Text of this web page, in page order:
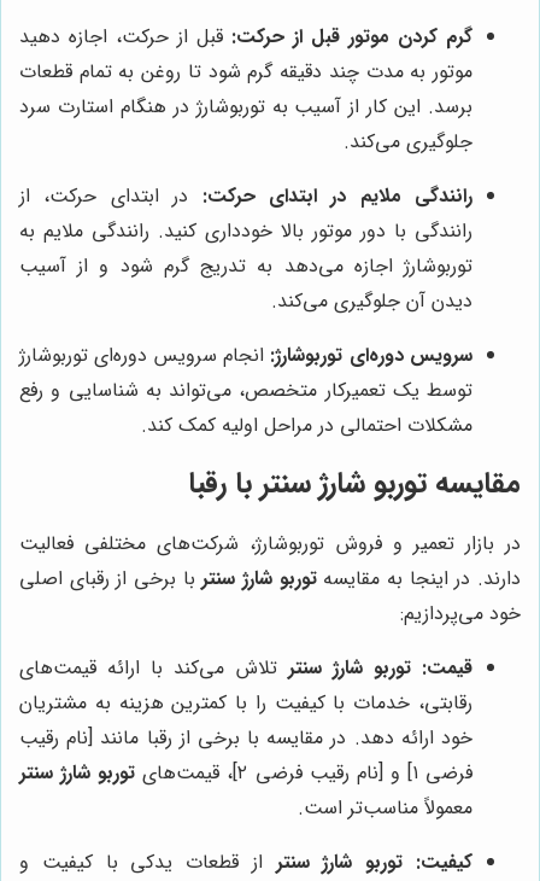
گرم کردن موتور قبل از حرکت: قبل از حرکت، اجازه دهید
موتور به مدت چند دقیقه گرم شود تا روغن به تمام قطعات
برسد. این کار از آسیب به توربوشارژ در هنگام استارت سرد
جلوگیری می‌کند.
رانندگی ملایم در ابتدای حرکت: در ابتدای حرکت، از
رانندگی با دور موتور بالا خودداری کنید. رانندگی ملایم به
توربوشارژ اجازه می‌دهد به تدریج گرم شود و از آسیب
دیدن آن جلوگیری می‌کند.
سرویس دوره‌ای توربوشارژ: انجام سرویس دوره‌ای توربوشارژ
توسط یک تعمیرکار متخصص، می‌تواند به شناسایی و رفع
مشکلات احتمالی در مراحل اولیه کمک کند.
مقایسه توربو شارژ سنتربا رقبا
در بازار تعمیر و فروش توربوشارژ، شرکت‌های مختلفی فعالیت
دارند. در اینجا به مقایسهتوربو شارژ سنتربا برخی از رقبای اصلی
خود می‌پردازیم:
قیمت: توربو شارژ سنتر تلاش می‌کند با ارائه قیمت‌های
رقابتی، خدمات با کیفیت را با کمترین هزینه به مشتریان
خود ارائه دهد. در مقایسه با برخی از رقبا مانند [نام رقیب
فرضی ۱] و [نام رقیب فرضی ۲]، قیمت‌های
توربو شارژ سنتر
معمولاً مناسب‌تر است.
کیفیت: توربو شارژ سنتر از قطعات یدکی با کیفیت و